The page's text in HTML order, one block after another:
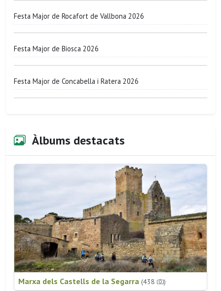
Festa Major de Rocafort de Vallbona 2026
Festa Major de Biosca 2026
Festa Major de Concabella i Ratera 2026
Àlbums destacats
Marxa dels Castells de la Segarra (438 )